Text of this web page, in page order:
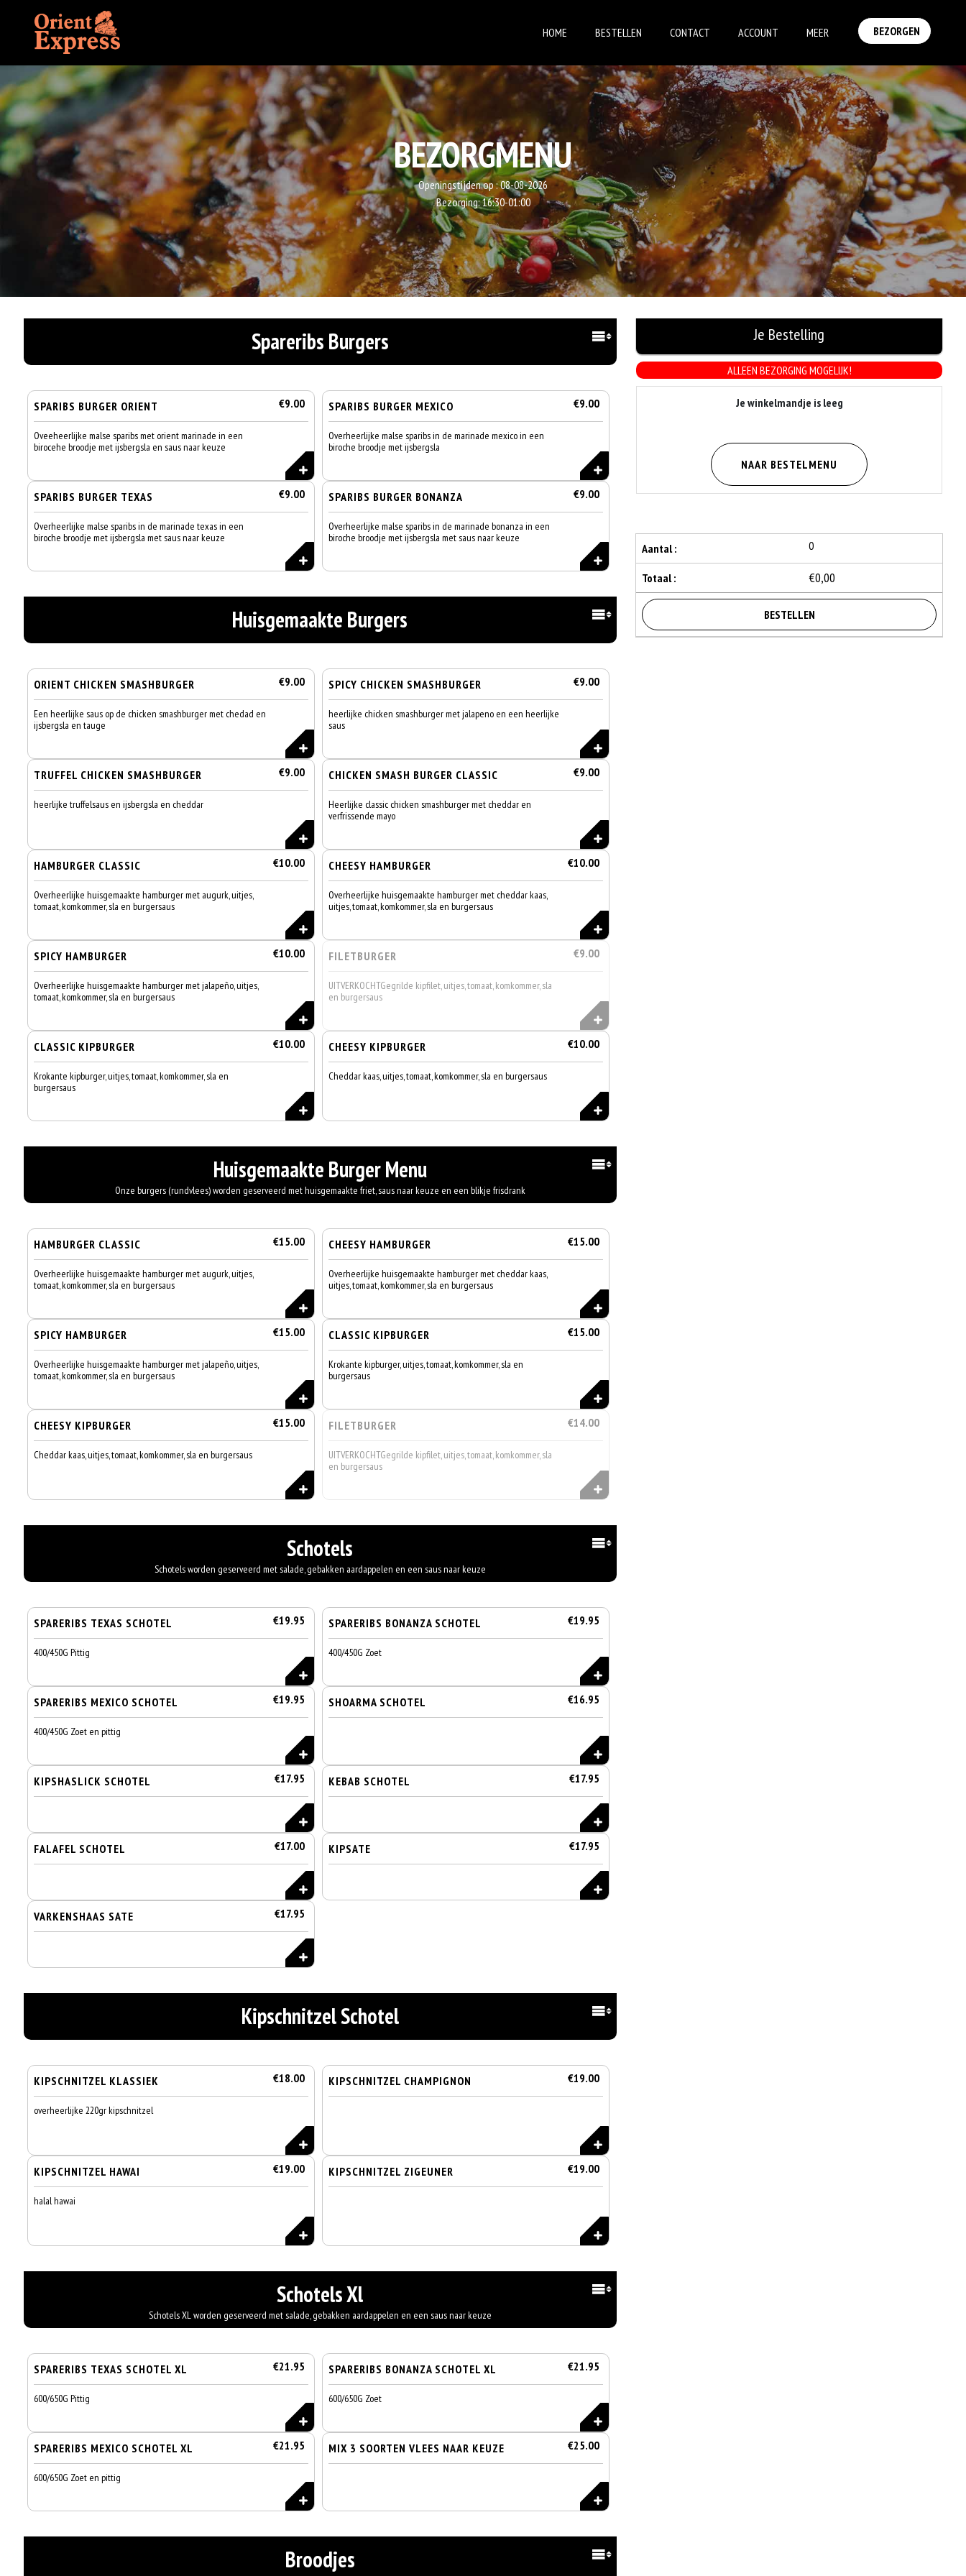
HOME BESTELLEN CONTACT ACCOUNT MEER BEZORGEN
BEZORGMENU
Openingstijden op :08-08-2026
Bezorging:16:30-01:00
Spareribs Burgers
SPARIBS BURGER ORIENT €9.00
Oveeheerlijke malse sparibs met orient marinade in een
birocehe broodje met ijsbergsla en saus naar keuze
SPARIBS BURGER MEXICO €9.00
Overheerlijke malse sparibs in de marinade mexico in een
biroche broodje met ijsbergsla
SPARIBS BURGER TEXAS €9.00
Overheerlijke malse sparibs in de marinade texas in een
biroche broodje met ijsbergsla met saus naar keuze
SPARIBS BURGER BONANZA €9.00
Overheerlijke malse sparibs in de marinade bonanza in een
biroche broodje met ijsbergsla met saus naar keuze
Huisgemaakte Burgers
ORIENT CHICKEN SMASHBURGER €9.00
Een heerlijke saus op de chicken smashburger met chedad en
ijsbergsla en tauge
SPICY CHICKEN SMASHBURGER €9.00
heerlijke chicken smashburger met jalapeno en een heerlijke
saus
TRUFFEL CHICKEN SMASHBURGER €9.00
heerlijke truffelsaus en ijsbergsla en cheddar
CHICKEN SMASH BURGER CLASSIC €9.00
Heerlijke classic chicken smashburger met cheddar en
verfrissende mayo
HAMBURGER CLASSIC €10.00
Overheerlijke huisgemaakte hamburger met augurk, uitjes,
tomaat, komkommer, sla en burgersaus
CHEESY HAMBURGER €10.00
Overheerlijke huisgemaakte hamburger met cheddar kaas,
uitjes, tomaat, komkommer, sla en burgersaus
SPICY HAMBURGER €10.00
Overheerlijke huisgemaakte hamburger met jalapeño, uitjes,
tomaat, komkommer, sla en burgersaus
FILETBURGER €9.00
UITVERKOCHTGegrilde kipfilet, uitjes, tomaat, komkommer, sla
en burgersaus
CLASSIC KIPBURGER €10.00
Krokante kipburger, uitjes, tomaat, komkommer, sla en
burgersaus
CHEESY KIPBURGER €10.00
Cheddar kaas, uitjes, tomaat, komkommer, sla en burgersaus
Huisgemaakte Burger Menu
Onze burgers (rundvlees) worden geserveerd met huisgemaakte friet, saus naar keuze en een blikje frisdrank
HAMBURGER CLASSIC €15.00
Overheerlijke huisgemaakte hamburger met augurk, uitjes,
tomaat, komkommer, sla en burgersaus
CHEESY HAMBURGER €15.00
Overheerlijke huisgemaakte hamburger met cheddar kaas,
uitjes, tomaat, komkommer, sla en burgersaus
SPICY HAMBURGER €15.00
Overheerlijke huisgemaakte hamburger met jalapeño, uitjes,
tomaat, komkommer, sla en burgersaus
CLASSIC KIPBURGER €15.00
Krokante kipburger, uitjes, tomaat, komkommer, sla en
burgersaus
CHEESY KIPBURGER €15.00
Cheddar kaas, uitjes, tomaat, komkommer, sla en burgersaus
FILETBURGER €14.00
UITVERKOCHTGegrilde kipfilet, uitjes, tomaat, komkommer, sla
en burgersaus
Schotels
Schotels worden geserveerd met salade, gebakken aardappelen en een saus naar keuze
SPARERIBS TEXAS SCHOTEL €19.95
400/450G Pittig
SPARERIBS BONANZA SCHOTEL €19.95
400/450G Zoet
SPARERIBS MEXICO SCHOTEL €19.95
400/450G Zoet en pittig
SHOARMA SCHOTEL €16.95
KIPSHASLICK SCHOTEL €17.95 KEBAB SCHOTEL €17.95
FALAFEL SCHOTEL €17.00 KIPSATE €17.95
VARKENSHAAS SATE €17.95
Kipschnitzel Schotel
KIPSCHNITZEL KLASSIEK €18.00
overheerlijke 220gr kipschnitzel
KIPSCHNITZEL CHAMPIGNON €19.00
KIPSCHNITZEL HAWAI €19.00
halal hawai
KIPSCHNITZEL ZIGEUNER €19.00
Schotels Xl
Schotels XL worden geserveerd met salade, gebakken aardappelen en een saus naar keuze
SPARERIBS TEXAS SCHOTEL XL €21.95
600/650G Pittig
SPARERIBS BONANZA SCHOTEL XL €21.95
600/650G Zoet
SPARERIBS MEXICO SCHOTEL XL €21.95
600/650G Zoet en pittig
MIX 3 SOORTEN VLEES NAAR KEUZE €25.00
Broodjes
ALLEEN BEZORGING MOGELIJK!
Je winkelmandje is leeg
NAAR BESTELMENU
Aantal : 0
Totaal : €0,00
BESTELLEN
Je Bestelling